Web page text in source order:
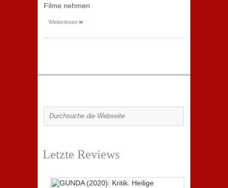
Filme nehmen
Weiterlesen »
Letzte Reviews